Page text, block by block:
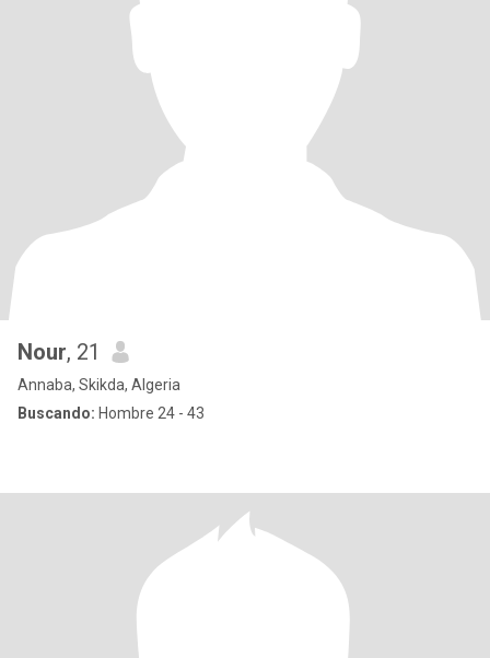
Nour, 21
Annaba, Skikda, Algeria
Buscando: Hombre 24 - 43